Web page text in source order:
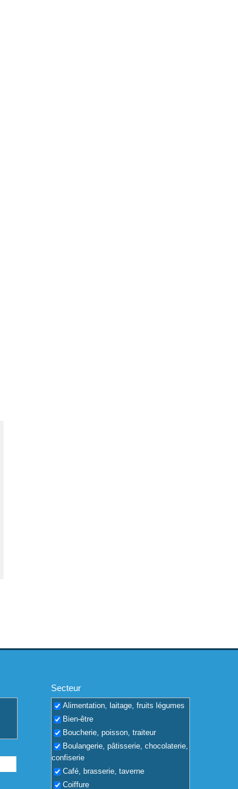
Secteur
Alimentation, laitage, fruits légumes
Bien-être
Boucherie, poisson, traiteur
Boulangerie, pâtisserie, chocolaterie,
confiserie
Café, brasserie, taverne
Coiffure